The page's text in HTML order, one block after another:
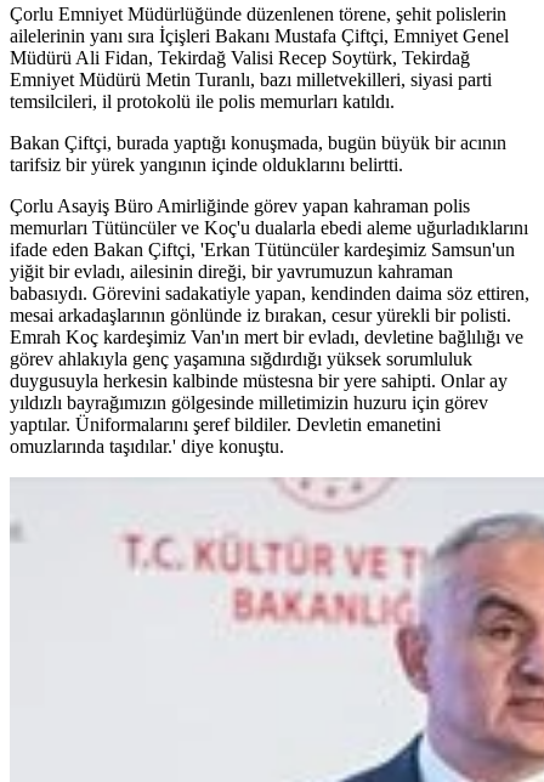
Çorlu Emniyet Müdürlüğünde düzenlenen törene, şehit polislerin
ailelerinin yanı sıra İçişleri Bakanı Mustafa Çiftçi, Emniyet Genel
Müdürü Ali Fidan, Tekirdağ Valisi Recep Soytürk, Tekirdağ
Emniyet Müdürü Metin Turanlı, bazı milletvekilleri, siyasi parti
temsilcileri, il protokolü ile polis memurları katıldı.
Bakan Çiftçi, burada yaptığı konuşmada, bugün büyük bir acının
tarifsiz bir yürek yangının içinde olduklarını belirtti.
Çorlu Asayiş Büro Amirliğinde görev yapan kahraman polis
memurları Tütüncüler ve Koç'u dualarla ebedi aleme uğurladıklarını
ifade eden Bakan Çiftçi, 'Erkan Tütüncüler kardeşimiz Samsun'un
yiğit bir evladı, ailesinin direği, bir yavrumuzun kahraman
babasıydı. Görevini sadakatiyle yapan, kendinden daima söz ettiren,
mesai arkadaşlarının gönlünde iz bırakan, cesur yürekli bir polisti.
Emrah Koç kardeşimiz Van'ın mert bir evladı, devletine bağlılığı ve
görev ahlakıyla genç yaşamına sığdırdığı yüksek sorumluluk
duygusuyla herkesin kalbinde müstesna bir yere sahipti. Onlar ay
yıldızlı bayrağımızın gölgesinde milletimizin huzuru için görev
yaptılar. Üniformalarını şeref bildiler. Devletin emanetini
omuzlarında taşıdılar.' diye konuştu.